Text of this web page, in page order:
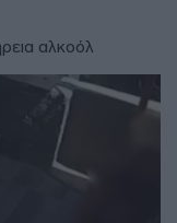
αλκοόλ